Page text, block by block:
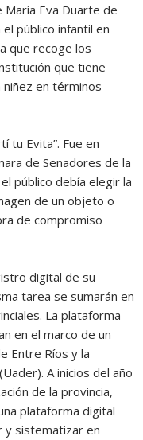
Eva Duarte de
público infantil en
que recoge los
que tiene
en términos
tu Evita”. Fue en
de Senadores de la
público debía elegir la
de un objeto o
de compromiso
digital de su
tarea se sumarán en
La plataforma
en el marco de un
Entre Ríos y la
A inicios del año
de la provincia,
plataforma digital
y sistematizar en